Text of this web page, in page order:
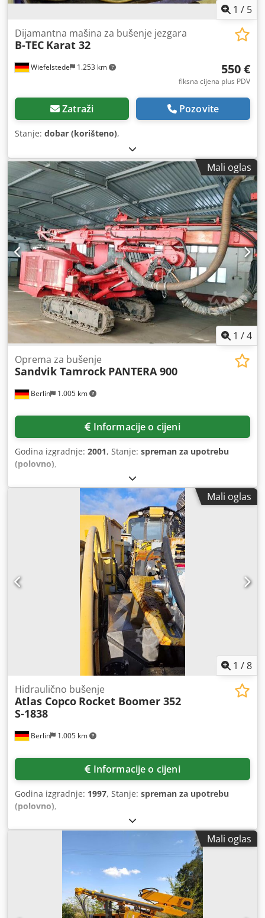
1 / 5
Wiefelstede 1.253 km
Dijamantna mašina za bušenje jezgara
B-TEC Karat 32
550 €
fiksna cijena plus PDV
Zatraži Pozovite
Stanje: dobar (korišteno),
Mali oglas
1 /4
Berlin 1.005 km
Oprema za bušenje
Sandvik Tamrock PANTERA 900
Informacije o cijeni
Godina izgradnje: 2001, Stanje: spreman za upotrebu
(polovno),
Mali oglas
1 /8
Berlin 1.005 km
Hidraulično bušenje
Atlas Copco Rocket Boomer 352
S-1838
Informacije o cijeni
Godina izgradnje: 1997, Stanje: spreman za upotrebu
(polovno),
Mali oglas